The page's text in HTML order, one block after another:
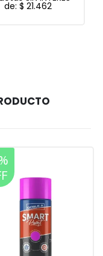
de: $43.298